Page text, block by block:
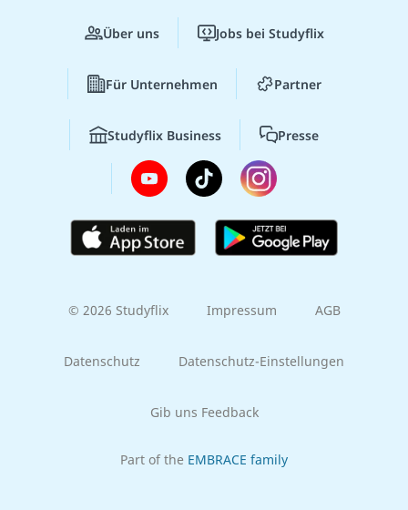
Über uns Jobs bei Studyflix
Für Unternehmen Partner
Studyflix Business Presse
© 2026 Studyflix Impressum AGB
Datenschutz Datenschutz-Einstellungen
Gib uns Feedback
Part of the EMBRACE family